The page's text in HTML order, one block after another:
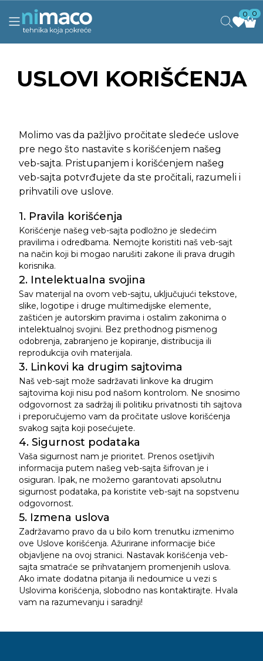
0 0
USLOVI KORIŠĆENJA
Molimo vas da pažljivo pročitate sledeće uslove
pre nego što nastavite s korišćenjem našeg
veb-sajta. Pristupanjem i korišćenjem našeg
veb-sajta potvrđujete da ste pročitali, razumeli i
prihvatili ove uslove.
1. Pravila korišćenja
Korišćenje našeg veb-sajta podložno je sledećim
pravilima i odredbama. Nemojte koristiti naš veb-sajt
na način koji bi mogao narušiti zakone ili prava drugih
korisnika.
2. Intelektualna svojina
Sav materijal na ovom veb-sajtu, uključujući tekstove,
slike, logotipe i druge multimedijske elemente,
zaštićen je autorskim pravima i ostalim zakonima o
intelektualnoj svojini. Bez prethodnog pismenog
odobrenja, zabranjeno je kopiranje, distribucija ili
reprodukcija ovih materijala.
3. Linkovi ka drugim sajtovima
Naš veb-sajt može sadržavati linkove ka drugim
sajtovima koji nisu pod našom kontrolom. Ne snosimo
odgovornost za sadržaj ili politiku privatnosti tih sajtova
i preporučujemo vam da pročitate uslove korišćenja
svakog sajta koji posećujete.
4. Sigurnost podataka
Vaša sigurnost nam je prioritet. Prenos osetljivih
informacija putem našeg veb-sajta šifrovan je i
osiguran. Ipak, ne možemo garantovati apsolutnu
sigurnost podataka, pa koristite veb-sajt na sopstvenu
odgovornost.
5. Izmena uslova
Zadržavamo pravo da u bilo kom trenutku izmenimo
ove Uslove korišćenja. Ažurirane informacije biće
objavljene na ovoj stranici. Nastavak korišćenja veb-
sajta smatraće se prihvatanjem promenjenih uslova.
Ako imate dodatna pitanja ili nedoumice u vezi s
Uslovima korišćenja, slobodno nas kontaktirajte. Hvala
vam na razumevanju i saradnji!